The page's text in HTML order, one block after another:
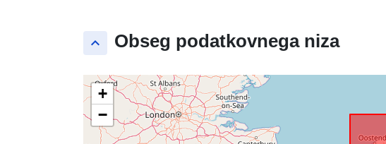
keyboard_arrow_up Obseg podatkovnega niza
+
−